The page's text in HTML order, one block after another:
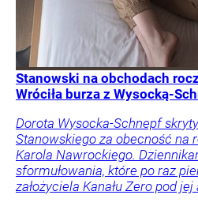
Stanowski na obchodach
Wróciła burza z Wysocką-
Dorota Wysocka-Schnepf
Stanowskiego za obecność na
Karola Nawrockiego.
sformułowania, które po raz
założyciela Kanału Zero pod